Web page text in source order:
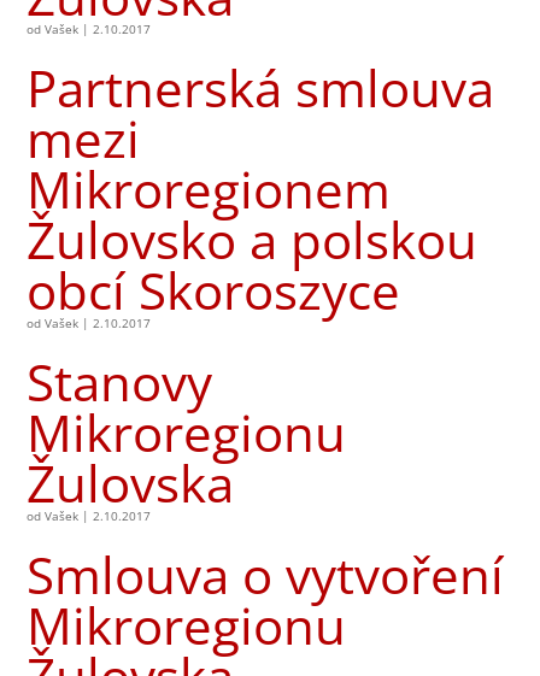
odVašek | 2.10.2017
Partnerská smlouva
mezi
Mikroregionem
Žulovsko a polskou
obcí Skoroszyce
odVašek | 2.10.2017
Stanovy
Mikroregionu
Žulovska
odVašek | 2.10.2017
Smlouva o vytvoření
Mikroregionu